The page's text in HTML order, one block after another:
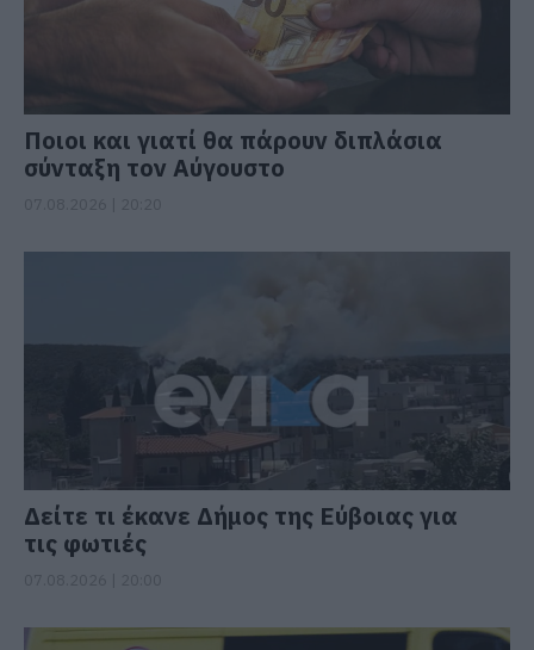
Ποιοι και γιατί θα πάρουν διπλάσια
σύνταξη τον Αύγουστο
Δείτε τι έκανε Δήμος της Εύβοιας για
τις φωτιές